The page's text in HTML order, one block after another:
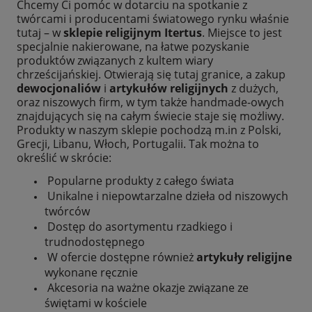
Chcemy Ci pomóc w dotarciu na spotkanie z
twórcami i producentami światowego rynku właśnie
tutaj – wsklepie religijnym Itertus. Miejsce to jest
specjalnie nakierowane, na łatwe pozyskanie
produktów związanych z kultem wiary
chrześcijańskiej. Otwierają się tutaj granice, a zakup
dewocjonaliów i artykułów religijnych z dużych,
oraz niszowych firm, w tym także handmade-owych
znajdujących się na całym świecie staje się możliwy.
Produkty w naszym sklepie pochodzą m.in z Polski,
Grecji, Libanu, Włoch, Portugalii. Tak można to
określić w skrócie:
Popularne produkty z całego świata
Unikalne i niepowtarzalne dzieła od niszowych
twórców
Dostęp do asortymentu rzadkiego i
trudnodostępnego
W ofercie dostępne równieżartykuły religijne
wykonane ręcznie
Akcesoria na ważne okazje związane ze
świętami w kościele